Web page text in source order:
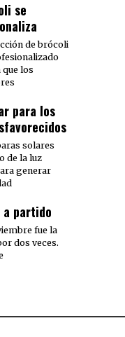
se
de brócoli
que los
para los
solares
de la luz
generar
partido
fue la
dos veces.